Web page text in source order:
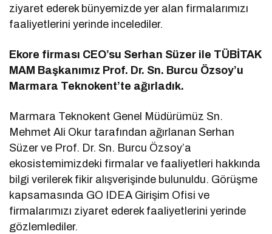
ziyaret ederek bünyemizde yer alan firmalarımızı
faaliyetlerini yerinde incelediler.
Ekore firması CEO’su Serhan Süzer ile TÜBİTAK
MAM Başkanımız Prof. Dr. Sn. Burcu Özsoy’u
Marmara Teknokent’te ağırladık.
Marmara Teknokent Genel Müdürümüz Sn.
Mehmet Ali Okur tarafından ağırlanan Serhan
Süzer ve Prof. Dr. Sn. Burcu Özsoy’a
ekosistemimizdeki firmalar ve faaliyetleri hakkında
bilgi verilerek fikir alışverişinde bulunuldu. Görüşme
kapsamasında GO IDEA Girişim Ofisi ve
firmalarımızı ziyaret ederek faaliyetlerini yerinde
gözlemlediler.